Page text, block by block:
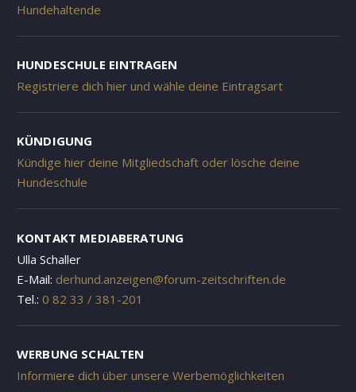
Hundehaltende
HUNDESCHULE EINTRAGEN
Registriere dich hier und wähle deine Eintragsart
KÜNDIGUNG
Kündige hier deine Mitgliedschaft oder lösche deine
Hundeschule
KONTAKT MEDIABERATUNG
Ulla Schaller
E-Mail: derhund.anzeigen@forum-zeitschriften.de
Tel.: 0 82 33 / 381-201
WERBUNG SCHALTEN
Informiere dich über unsere Werbemöglichkeiten